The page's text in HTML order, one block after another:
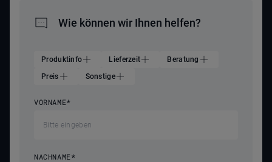
Wie können wir Ihnen helfen?
Produktinfo Lieferzeit
Beratung
Preis
Sonstige
VORNAME*
NACHNAME*